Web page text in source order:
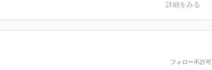
詳細をみる
フォロー不許可